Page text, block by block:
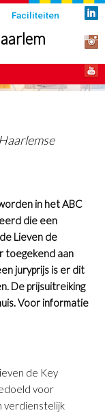
Faciliteiten
in het ABC
die een
Lieven de
toegekend aan
juryprijs is er dit
De prijsuitreiking
Voor informatie
de Key
voor
verdienstelijk